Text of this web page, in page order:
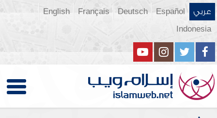
عربي Español
Deutsch
Français
English
Indonesia